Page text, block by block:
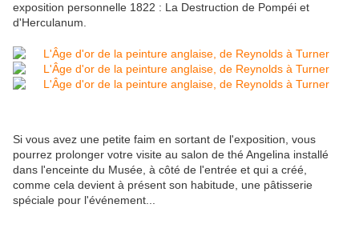
exposition personnelle 1822 : La Destruction de Pompéi et
d'Herculanum.
Si vous avez une petite faim en sortant de l'exposition, vous
pourrez prolonger votre visite au salon de thé Angelina installé
dans l'enceinte du Musée, à côté de l'entrée et qui a créé,
comme cela devient à présent son habitude, une pâtisserie
spéciale pour l'événement...